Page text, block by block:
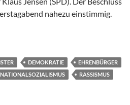
nahezu einstimmig.
entzieht Adolf Hitler die
DEMOKRATIE
EHRENBÜRGER
NATIONALSOZIALISMUS
RASSISMUS